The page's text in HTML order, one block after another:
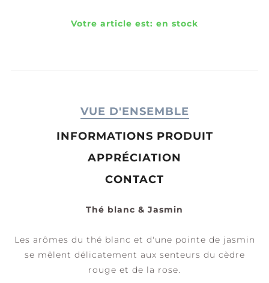
Votre article est: en stock
VUE D'ENSEMBLE
INFORMATIONS PRODUIT
APPRÉCIATION
CONTACT
Thé blanc & Jasmin
Les arômes du thé blanc et d'une pointe de jasmin
se mêlent délicatement aux senteurs du cèdre
rouge et de la rose.